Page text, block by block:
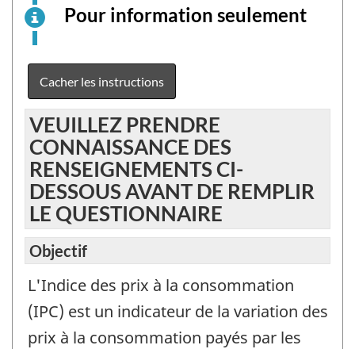
Pour information seulement
titre
et
ne
pas
être
Cacher les instructions
VEUILLEZ PRENDRE
CONNAISSANCE DES
RENSEIGNEMENTS CI-
DESSOUS AVANT DE REMPLIR
LE QUESTIONNAIRE
Objectif
L'Indice des prix à la consommation
(IPC) est un indicateur de la variation des
prix à la consommation payés par les